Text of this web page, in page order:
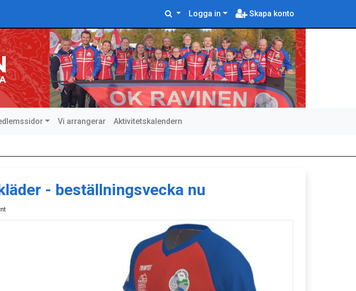
Logga in Skapa konto
Vi arrangerar Aktivitetskalendern
- beställningsvecka nu